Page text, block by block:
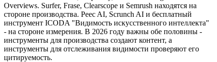
Overviews. Surfer, Frase, Clearscope и Semrush находятся на
стороне производства. Peec AI, Scrunch AI и бесплатный
инструмент ICODA "Видимость искусственного интеллекта"
- на стороне измерения. В 2026 году важны обе половины -
инструменты для производства создают контент, а
инструменты для отслеживания видимости проверяют его
цитируемость.